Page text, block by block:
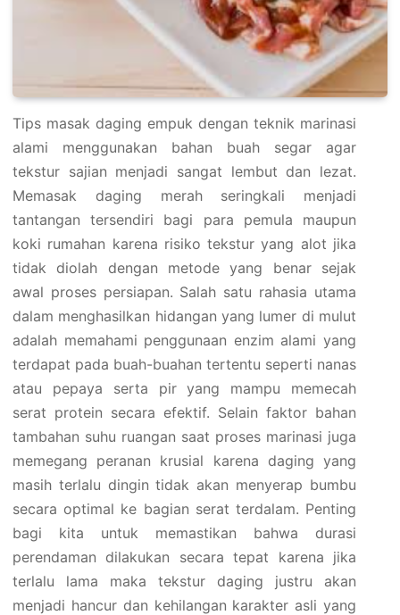
Tips masak daging empuk dengan teknik marinasi
alami menggunakan bahan buah segar agar
tekstur sajian menjadi sangat lembut dan lezat.
Memasak daging merah seringkali menjadi
tantangan tersendiri bagi para pemula maupun
koki rumahan karena risiko tekstur yang alot jika
tidak diolah dengan metode yang benar sejak
awal proses persiapan. Salah satu rahasia utama
dalam menghasilkan hidangan yang lumer di mulut
adalah memahami penggunaan enzim alami yang
terdapat pada buah-buahan tertentu seperti nanas
atau pepaya serta pir yang mampu memecah
serat protein secara efektif. Selain faktor bahan
tambahan suhu ruangan saat proses marinasi juga
memegang peranan krusial karena daging yang
masih terlalu dingin tidak akan menyerap bumbu
secara optimal ke bagian serat terdalam. Penting
bagi kita untuk memastikan bahwa durasi
perendaman dilakukan secara tepat karena jika
terlalu lama maka tekstur daging justru akan
menjadi hancur dan kehilangan karakter asli yang